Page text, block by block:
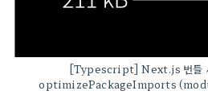
[Typescript] Next.js 번들
optimizePackageImports